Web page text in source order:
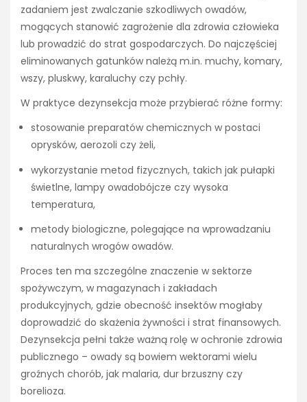
zadaniem jest zwalczanie szkodliwych owadów,
mogących stanowić zagrożenie dla zdrowia człowieka
lub prowadzić do strat gospodarczych. Do najczęściej
eliminowanych gatunków należą m.in. muchy, komary,
wszy, pluskwy, karaluchy czy pchły.
W praktyce dezynsekcja może przybierać różne formy:
stosowanie preparatów chemicznych w postaci
oprysków, aerozoli czy żeli,
wykorzystanie metod fizycznych, takich jak pułapki
świetlne, lampy owadobójcze czy wysoka
temperatura,
metody biologiczne, polegające na wprowadzaniu
naturalnych wrogów owadów.
Proces ten ma szczególne znaczenie w sektorze
spożywczym, w magazynach i zakładach
produkcyjnych, gdzie obecność insektów mogłaby
doprowadzić do skażenia żywności i strat finansowych.
Dezynsekcja pełni także ważną rolę w ochronie zdrowia
publicznego – owady są bowiem wektorami wielu
groźnych chorób, jak malaria, dur brzuszny czy
borelioza.